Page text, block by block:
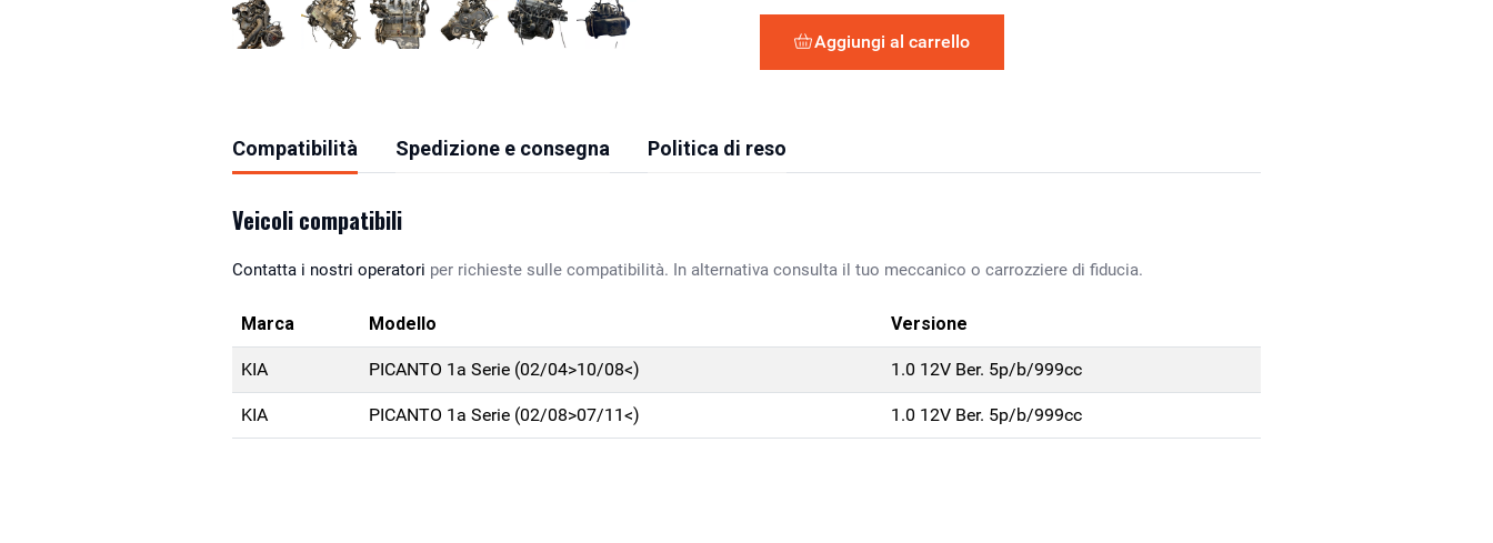
Aggiungi al carrello
Compatibilità Spedizione e consegna Politica di reso
Veicoli compatibili
Contatta i nostri operatori per richieste sulle compatibilità. In alternativa consulta il tuo meccanico o carrozziere di fiducia.
Marca Modello Versione
KIA PICANTO 1a Serie (02/04>10/08<) 1.0 12V Ber. 5p/b/999cc
KIA PICANTO 1a Serie (02/08>07/11<) 1.0 12V Ber. 5p/b/999cc